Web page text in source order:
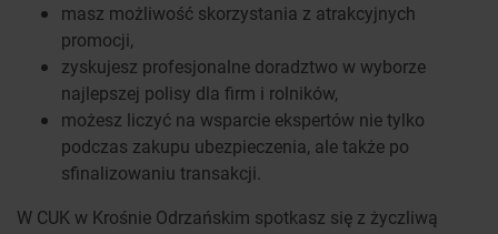
masz możliwość skorzystania z atrakcyjnych
promocji,
zyskujesz profesjonalne doradztwo w wyborze
najlepszej polisy dla firm i rolników,
możesz liczyć na wsparcie ekspertów nie tylko
podczas zakupu ubezpieczenia, ale także po
sfinalizowaniu transakcji.
W CUK w Krośnie Odrzańskim spotkasz się z życzliwą